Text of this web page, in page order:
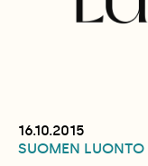
16.10.2015
SUOMEN LUONTO